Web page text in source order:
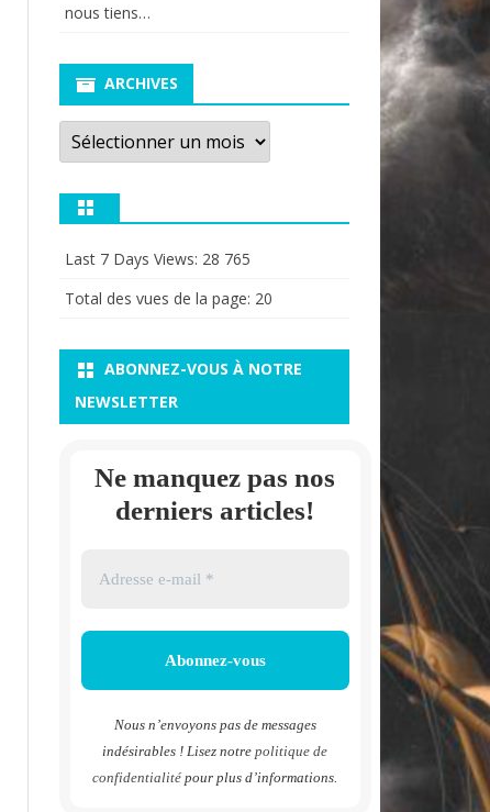
nous tiens…
ARCHIVES
Archives
Last 7 Days Views: 28 765
Total des vues de la page: 20
ABONNEZ-VOUS À NOTRE
NEWSLETTER
Ne manquez pas nos
derniers articles!
Nous n’envoyons pas de messages
indésirables ! Lisez notrepolitique de
confidentialité pour plus d’informations.